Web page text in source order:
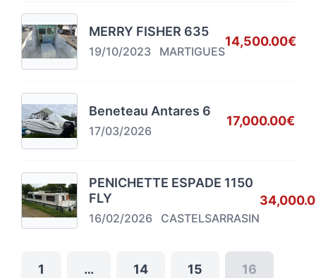
MERRY FISHER 635
19/10/2023 MARTIGUES
14,500.00€
Beneteau Antares 6
17/03/2026
17,000.00€
PENICHETTE ESPADE 1150
FLY
16/02/2026 CASTELSARRASIN
1 … 14 15 16